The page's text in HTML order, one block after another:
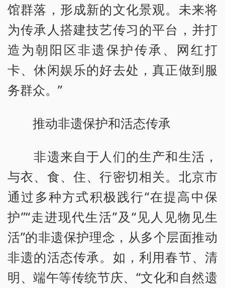
馆群落，形成新的文化景观。未来将
为传承人搭建技艺传习的平台，并打
造为朝阳区非遗保护传承、网红打
卡、休闲娱乐的好去处，真正做到服
务群众。”
推动非遗保护和活态传承
非遗来自于人们的生产和生活，
与衣、食、住、行密切相关。北京市
通过多种方式积极践行“在提高中保
护”“走进现代生活”及“见人见物见生
活”的非遗保护理念，从多个层面推动
非遗的活态传承。如，利用春节、清
明、端午等传统节庆、“文化和自然遗